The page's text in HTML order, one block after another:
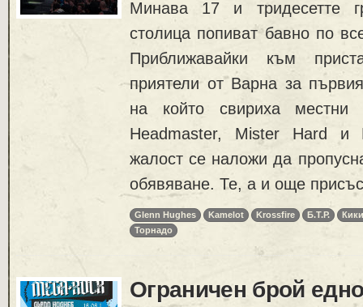
Минава 17 и тридесетте
столица попиват бавно по
Приближавайки към
приятели от Варна за
на който свириха местни
Headmaster, Mister Hard и
жалост се наложи да
обявяване. Те, а и още
Glenn Hughes Kamelot Krossfire Б.Т.Р.
Торнадо
Ограничен брой